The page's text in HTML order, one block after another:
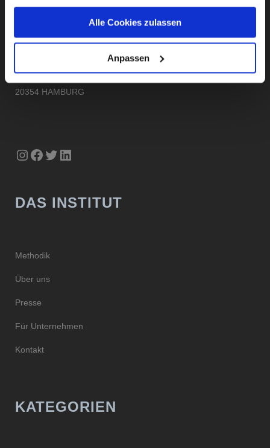
gesammelt haben.
Unsere Datenschutzerklärung finden siehier.
Alle Cookies zulassen
Anpassen
AUBII GMBH
Große Bleichen 21
20354 HAMBURG
Instagram
Facebook
Twitter
LinkedIn
DAS INSTITUT
Methodik
Über uns
Presse
Für Unternehmen
Kontakt
KATEGORIEN